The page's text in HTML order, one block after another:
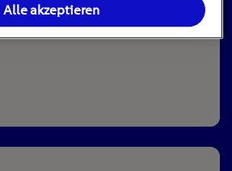
das Licht ausgeht, ist die
– […]
Alle akzeptieren